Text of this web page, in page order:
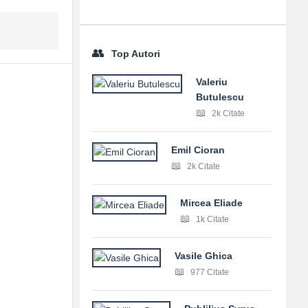
Top Autori
Valeriu
Butulescu
2k Citate
Emil Cioran
2k Citate
Mircea Eliade
1k Citate
Vasile Ghica
977 Citate